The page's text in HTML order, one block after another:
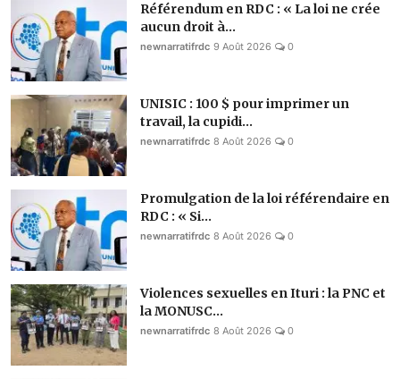
Référendum en RDC : « La loi ne crée
aucun droit à...
newnarratifrdc 9 Août 2026 0
UNISIC : 100 $ pour imprimer un
travail, la cupidi...
newnarratifrdc 8 Août 2026 0
​Promulgation de la loi référendaire en
RDC : « Si...
newnarratifrdc 8 Août 2026 0
Violences sexuelles en Ituri : la PNC et
la MONUSC...
newnarratifrdc 8 Août 2026 0